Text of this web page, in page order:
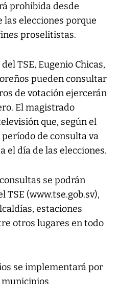
prohibida desde
las elecciones porque
proselitistas.
TSE, Eugenio Chicas,
pueden consultar
de votación ejercerán
El magistrado
que, según el
de consulta va
el día de las elecciones.
se podrán
TSE (www.tse.gob.sv),
estaciones
otros lugares en todo
se implementará por
municipios